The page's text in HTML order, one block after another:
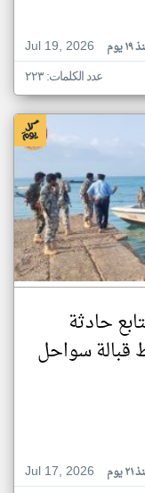
Jul 19, 2026
يوم
عدد الكلمات: ٢٢٣
حادثة
قبالة سواحل
Jul 17, 2026
يوم